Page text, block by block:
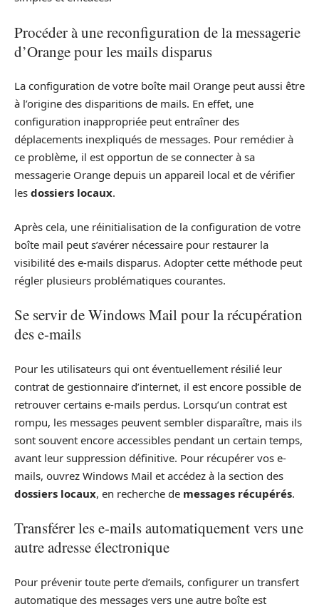
Procéder à une reconfiguration de la messagerie
d’Orange pour les mails disparus
La configuration de votre boîte mail Orange peut aussi être
à l’origine des disparitions de mails. En effet, une
configuration inappropriée peut entraîner des
déplacements inexpliqués de messages. Pour remédier à
ce problème, il est opportun de se connecter à sa
messagerie Orange depuis un appareil local et de vérifier
les dossiers locaux.
Après cela, une réinitialisation de la configuration de votre
boîte mail peut s’avérer nécessaire pour restaurer la
visibilité des e-mails disparus. Adopter cette méthode peut
régler plusieurs problématiques courantes.
Se servir de Windows Mail pour la récupération
des e-mails
Pour les utilisateurs qui ont éventuellement résilié leur
contrat de gestionnaire d’internet, il est encore possible de
retrouver certains e-mails perdus. Lorsqu’un contrat est
rompu, les messages peuvent sembler disparaître, mais ils
sont souvent encore accessibles pendant un certain temps,
avant leur suppression définitive. Pour récupérer vos e-
mails, ouvrez Windows Mail et accédez à la section des
dossiers locaux, en recherche de messages récupérés.
Transférer les e-mails automatiquement vers une
autre adresse électronique
Pour prévenir toute perte d’emails, configurer un transfert
automatique des messages vers une autre boîte est